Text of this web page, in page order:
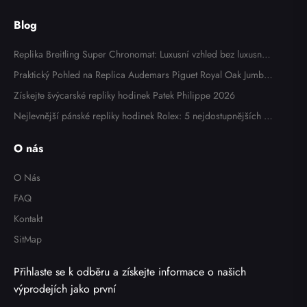
Blog
Replika Breitling Super Chronomat: Luxusní vzhled bez luxusní c
eny
Praktický Pohled na Replica Audemars Piguet Royal Oak Jumbo
Extra Thin 15202OR: Zkušenosti Majitele
Získejte švýcarské repliky hodinek Patek Philippe 2026
Nejlevnější pánské repliky hodinek Rolex: 5 nejdostupnějších m
O nás
O Nás
FAQ
Kontakt
SitMap
Přihlaste se k odběru a získejte informace o našich
výprodejích jako první